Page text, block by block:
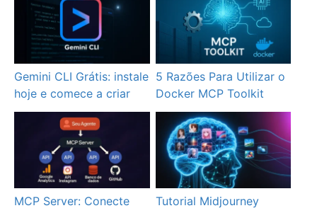
Gemini CLI Grátis: instale
hoje e comece a criar
5 Razões Para Utilizar o
Docker MCP Toolkit
MCP Server: Conecte
Tutorial Midjourney